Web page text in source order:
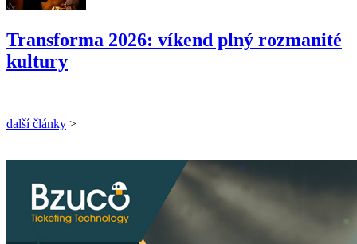
Transforma 2026: víkend plný rozmanité
kultury
další články >